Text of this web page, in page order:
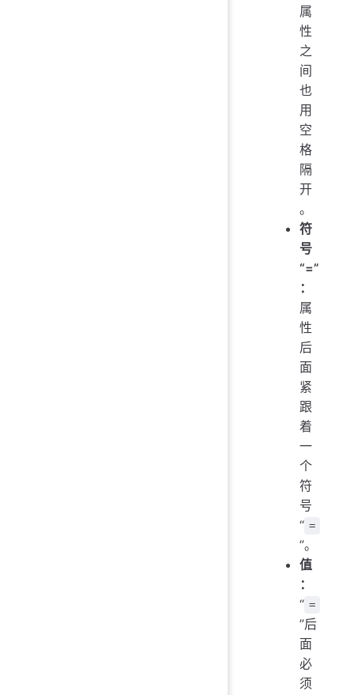
属
性
之
间
也
用
空
格
隔
开
。
符
号
“=”
：
属
性
后
面
紧
跟
着
一
个
符
号
“ =
”。
值
：
“ =
”后
面
必
须